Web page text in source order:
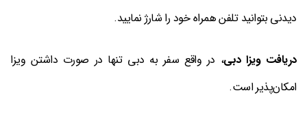
دیدنی بتوانید تلفن همراه خود را شارژ نمایید.
دریافت ویزا دبی، در واقع سفر به دبی تنها در صورت داشتن ویزا
امکان‌پذیر است.